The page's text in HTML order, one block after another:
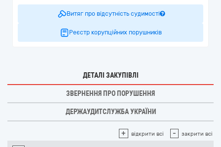
Витяг про відсутність судимості
Реєстр корупційних порушників
ДЕТАЛІ ЗАКУПІВЛІ
ЗВЕРНЕННЯ ПРО ПОРУШЕННЯ
ДЕРЖАУДИТСЛУЖБА УКРАЇНИ
+ відкрити всі - закрити всі